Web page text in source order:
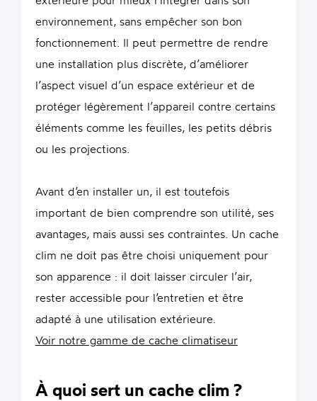
environnement, sans empêcher son bon
fonctionnement. Il peut permettre de rendre
une installation plus discrète, d’améliorer
l’aspect visuel d’un espace extérieur et de
protéger légèrement l’appareil contre certains
éléments comme les feuilles, les petits débris
ou les projections.
Avant d’en installer un, il est toutefois
important de bien comprendre son utilité, ses
avantages, mais aussi ses contraintes. Un cache
clim ne doit pas être choisi uniquement pour
son apparence : il doit laisser circuler l’air,
rester accessible pour l’entretien et être
adapté à une utilisation extérieure.
Voir notre gamme de cache climatiseur
À quoi sert un cache clim ?